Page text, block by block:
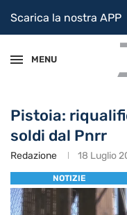
Scarica la nostra APP
MENU
Pistoia:
soldi dal Pnrr
Redazione 18 Luglio
NOTIZIE